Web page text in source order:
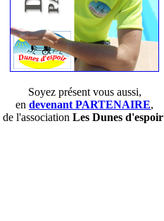
Soyez présent vous aussi,
en devenant PARTENAIRE,
de l'association Les Dunes d'espoir